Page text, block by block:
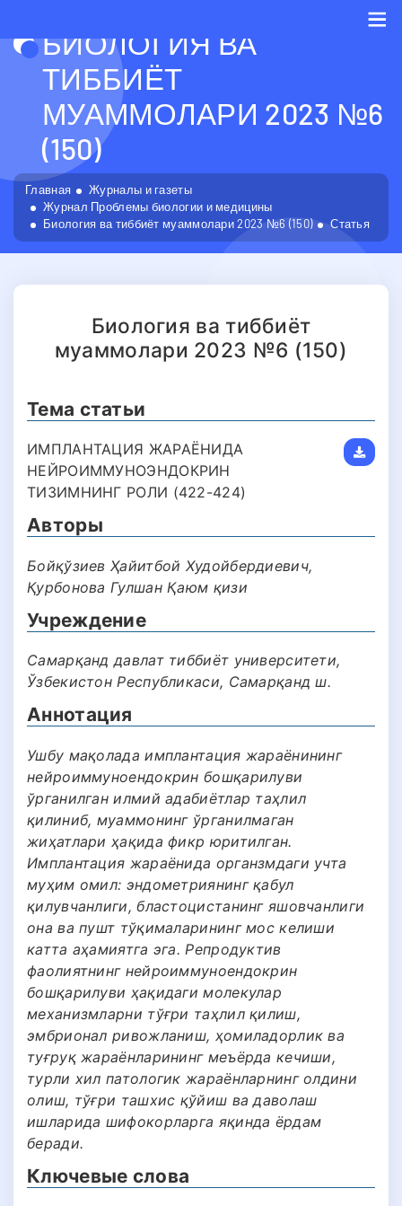
БИОЛОГИЯ ВА
ТИББИЁТ
МУАММОЛАРИ 2023 №6
(150)
Главная
Журналы и газеты
Журнал Проблемы биологии и медицины
Биология ва тиббиёт муаммолари 2023 №6 (150)
Статья
Биология ва тиббиёт
муаммолари 2023 №6 (150)
Тема статьи
ИМПЛАНТАЦИЯ ЖАРАЁНИДА
НЕЙРОИММУНОЭНДОКРИН
ТИЗИМНИНГ РОЛИ (422-424)
Авторы
Бойқўзиев Ҳайитбой Худойбердиевич,
Қурбонова Гулшан Қаюм қизи
Учреждение
Самарқанд давлат тиббиёт университети,
Ўзбекистон Республикаси, Самарқанд ш.
Аннотация
Ушбу мақолада имплантация жараёнининг
нейроиммуноендокрин бошқарилуви
ўрганилган илмий адабиётлар таҳлил
қилиниб, муаммонинг ўрганилмаган
жиҳатлари ҳақида фикр юритилган.
Имплантация жараёнида органзмдаги учта
муҳим омил: эндометриянинг қабул
қилувчанлиги, бластоцистанинг яшовчанлиги
она ва пушт тўқималарининг мос келиши
катта аҳамиятга эга. Репродуктив
фаолиятнинг нейроиммуноендокрин
бошқарилуви ҳақидаги молекулар
механизмларни тўғри таҳлил қилиш,
эмбрионал ривожланиш, ҳомиладорлик ва
туғруқ жараёнларининг меъёрда кечиши,
турли хил патологик жараёнларнинг олдини
олиш, тўғри ташхис қўйиш ва даволаш
ишларида шифокорларга яқинда ёрдам
беради.
Ключевые слова